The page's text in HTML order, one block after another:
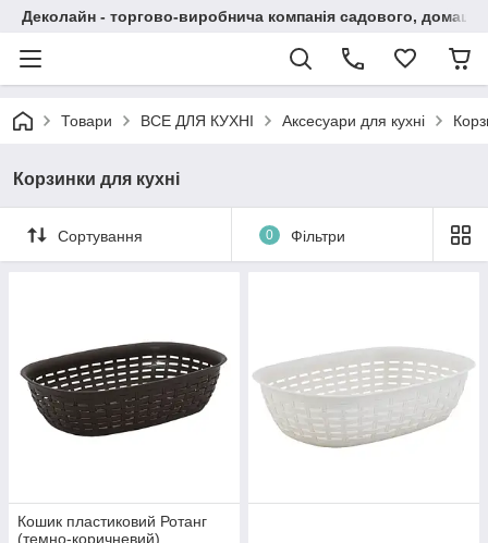
Деколайн - торгово-виробнича компанія садового,
Товари ВСЕ ДЛЯ КУХНІ Аксесуари для кухні
Корзинки для кухні
Сортування 0 Фільтри
Кошик пластиковий Ротанг
(темно-коричневий)